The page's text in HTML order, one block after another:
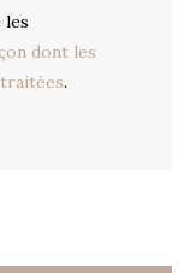
les
dont les
.